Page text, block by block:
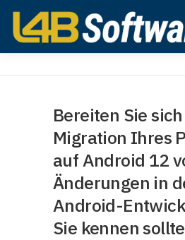
Inhalt
springen
KONTAKT DE
Bereiten Sie
Migration Ihres
auf Android 12
Änderungen in
Android-
Sie kennen